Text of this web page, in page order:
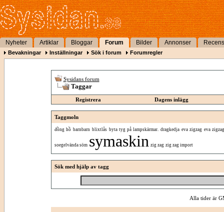
Nyheter Artiklar Bloggar Forum Bilder Annonser
Bevakningar Inställningar Sök i forum Forumregler
Sysidans forum
Taggar
Registrera Dagens inlägg
Taggmoln
đồng hồ barnbarn blixtlås byta tyg på lampskärmar. dragkedja eva zigzag eva
soegelvända söm symaskin zig zag zig zag import
Sök med hjälp av tagg
Alla tider är